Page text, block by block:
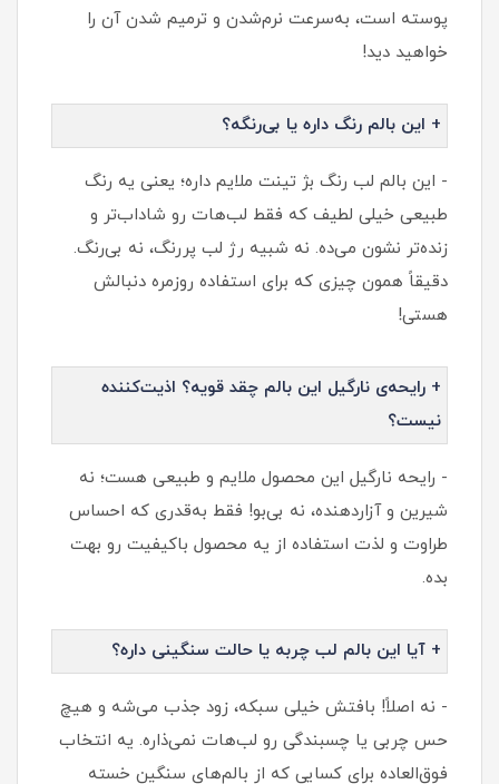
پوسته است، به‌سرعت نرم‌شدن و ترمیم شدن آن را
خواهید دید!
+ این بالم رنگ داره یا بی‌رنگه؟
- این بالم لب رنگ بژ تینت ملایم داره؛ یعنی یه رنگ
طبیعی خیلی لطیف که فقط لب‌هات رو شاداب‌تر و
زنده‌تر نشون می‌ده. نه شبیه رژ لب پررنگ، نه بی‌رنگ.
دقیقاً همون چیزی که برای استفاده روزمره دنبالش
هستی!
+ رایحه‌ی نارگیل این بالم چقد قویه؟ اذیت‌کننده
نیست؟
- رایحه نارگیل این محصول ملایم و طبیعی هست؛ نه
شیرین و آزاردهنده، نه بی‌بو! فقط به‌قدری که احساس
طراوت و لذت استفاده از یه محصول باکیفیت رو بهت
بده.
+ آیا این بالم لب چربه یا حالت سنگینی داره؟
- نه اصلاً! بافتش خیلی سبکه، زود جذب می‌شه و هیچ
حس چربی یا چسبندگی رو لب‌هات نمی‌ذاره. یه انتخاب
فوق‌العاده برای کسایی که از بالم‌های سنگین خسته